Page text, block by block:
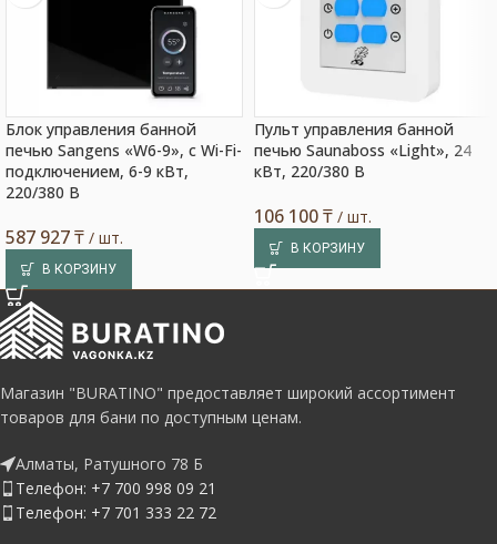
Блок управления банной
печью Sangens «W6-9», с Wi-Fi-
подключением, 6-9 кВт,
220/380 В
587 927₸ / шт.
В КОРЗИНУ
Пульт управления банной
печью Saunaboss «Light», 24
кВт, 220/380 В
106 100₸ / шт.
В КОРЗИНУ
Магазин "BURATINO" предоставляет широкий ассортимент
товаров для бани по доступным ценам.
Алматы, Ратушного 78 Б
Телефон: +7 700 998 09 21
Телефон: +7 701 333 22 72